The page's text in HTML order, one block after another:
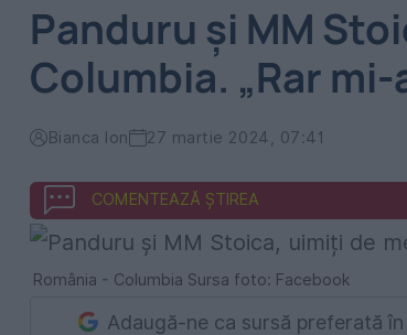
Panduru și MM
Columbia. „Rar
Bianca Ion 27 martie 2024, 07:41
COMENTEAZĂ ȘTIREA
România - Columbia Sursa foto: Facebook
Adaugă-ne ca sursă preferată